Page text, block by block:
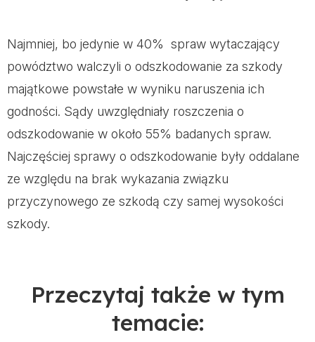
Najmniej, bo jedynie w 40% spraw wytaczający
powództwo walczyli o odszkodowanie za szkody
majątkowe powstałe w wyniku naruszenia ich
godności. Sądy uwzględniały roszczenia o
odszkodowanie w około 55% badanych spraw.
Najczęściej sprawy o odszkodowanie były oddalane
ze względu na brak wykazania związku
przyczynowego ze szkodą czy samej wysokości
szkody.
Przeczytaj także w tym
temacie: